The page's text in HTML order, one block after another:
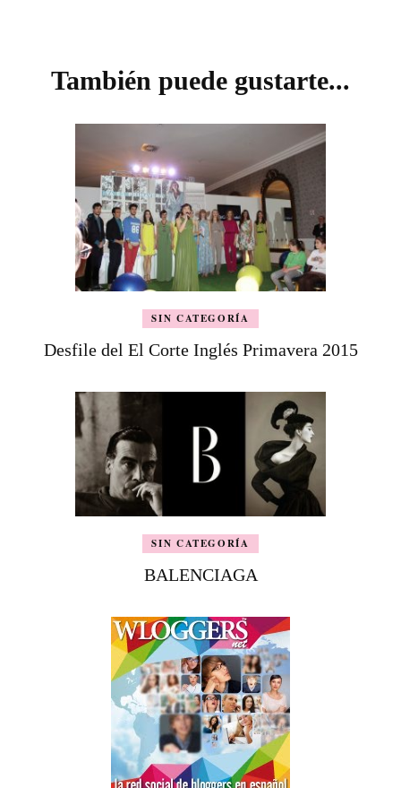
entradas
También puede gustarte...
SIN CATEGORÍA
Desfile del El Corte Inglés Primavera 2015
SIN CATEGORÍA
BALENCIAGA